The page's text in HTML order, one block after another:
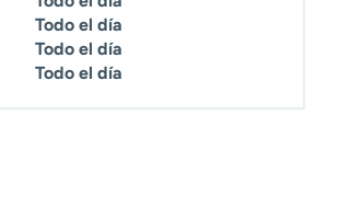
Todo el día
Todo el día
Todo el día